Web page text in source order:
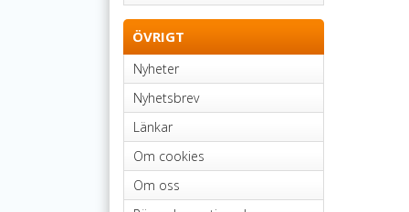
ÖVRIGT
Nyheter
Nyhetsbrev
Länkar
Om cookies
Om oss